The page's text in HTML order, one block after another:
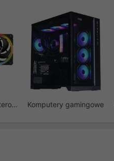
Wentylatory komputerowe Komputery gamingowe